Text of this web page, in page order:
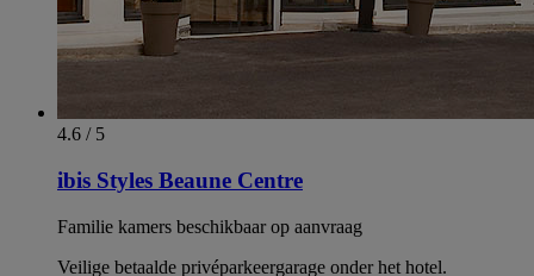
4.6 / 5
ibis Styles Beaune Centre
Familie kamers beschikbaar op aanvraag
Veilige betaalde privéparkeergarage onder het hotel.